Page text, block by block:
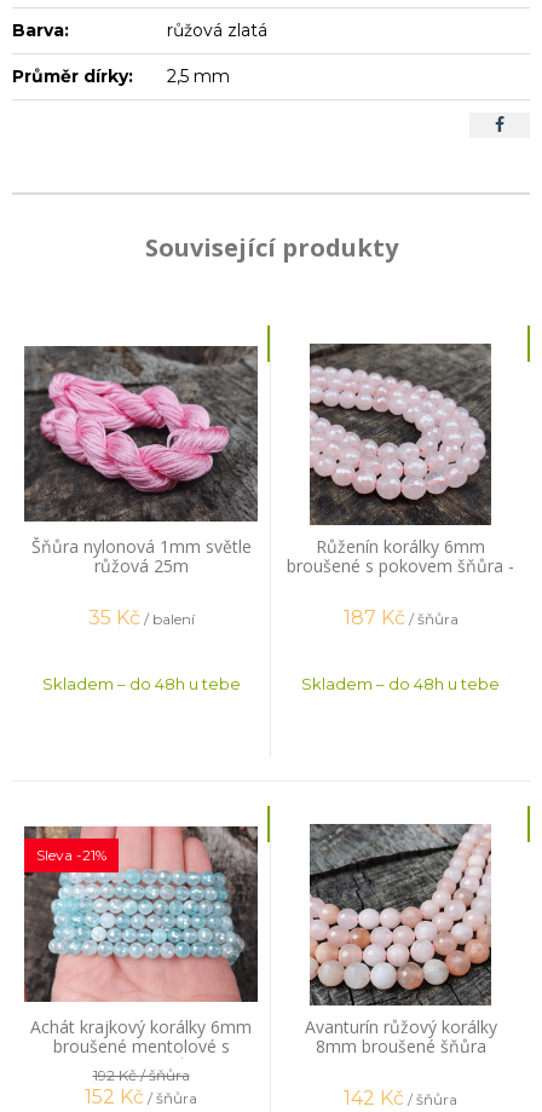
Barva: růžová zlatá
Průměr dírky: 2,5 mm
Související produkty
Šňůra nylonová 1mm světle
růžová 25m
35 Kč / balení
Skladem – do 48h u tebe
Růženín korálky 6mm
broušené s pokovem šňůra -
mix velikostí
187 Kč / šňůra
Skladem – do 48h u tebe
Achát krajkový korálky 6mm
broušené mentolové s
pokovem šňůra
Sleva -21%
192 Kč/ šňůra
152 Kč / šňůra
Avanturín růžový korálky
8mm broušené šňůra
142 Kč / šňůra